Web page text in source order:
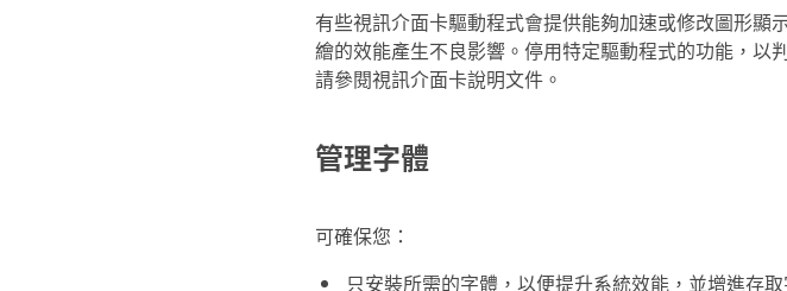
有些視訊介面卡驅動程式會提供能夠加速或修改圖形
繪的效能產生不良影響。停用特定驅動程式的功能，以
請參閱視訊介面卡說明文件。
管理字體
可確保您：
只安裝所需的字體，以便提升系統效能，並增進存